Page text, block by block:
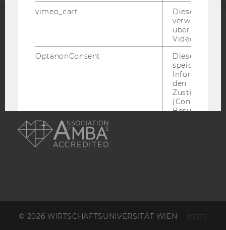
EQUIS AACSB
AMBA
© 2026 WIRTSCHAFTSUNIVERSITÄT WIEN #3575
vimeo_cart
Dieses
verwendet,
überprüfen,
Video
OptanonConsent
Dieses Cookie
speichert
den
(Consent)
Besuchers.
_scid
Benutzer
Speichert die